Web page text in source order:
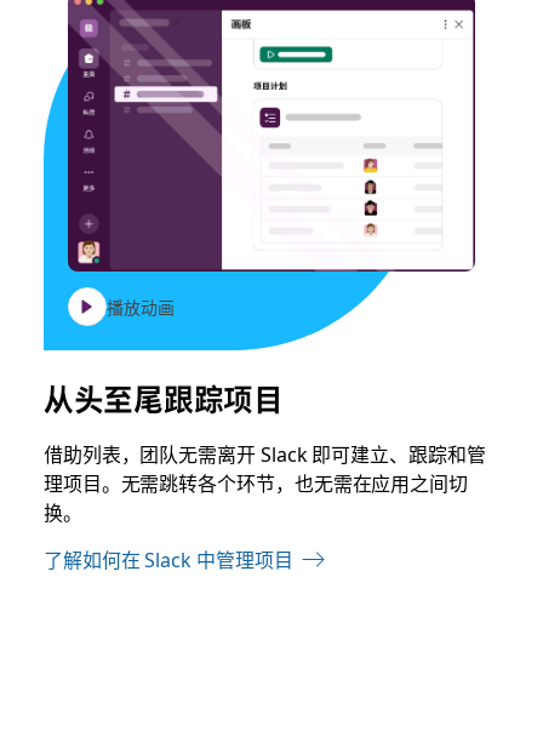
播放动画
从头至尾跟踪项目
借助列表，团队无需离开 Slack 即可建立、跟踪和管
理项目。无需跳转各个环节，也无需在应用之间切
换。
了解如何在 Slack 中管理项目